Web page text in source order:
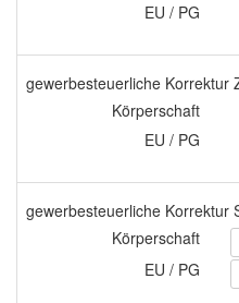
EU / PG
gewerbesteuerliche Korrektur
Körperschaft
EU / PG
gewerbesteuerliche Korrektur
Körperschaft
EU / PG